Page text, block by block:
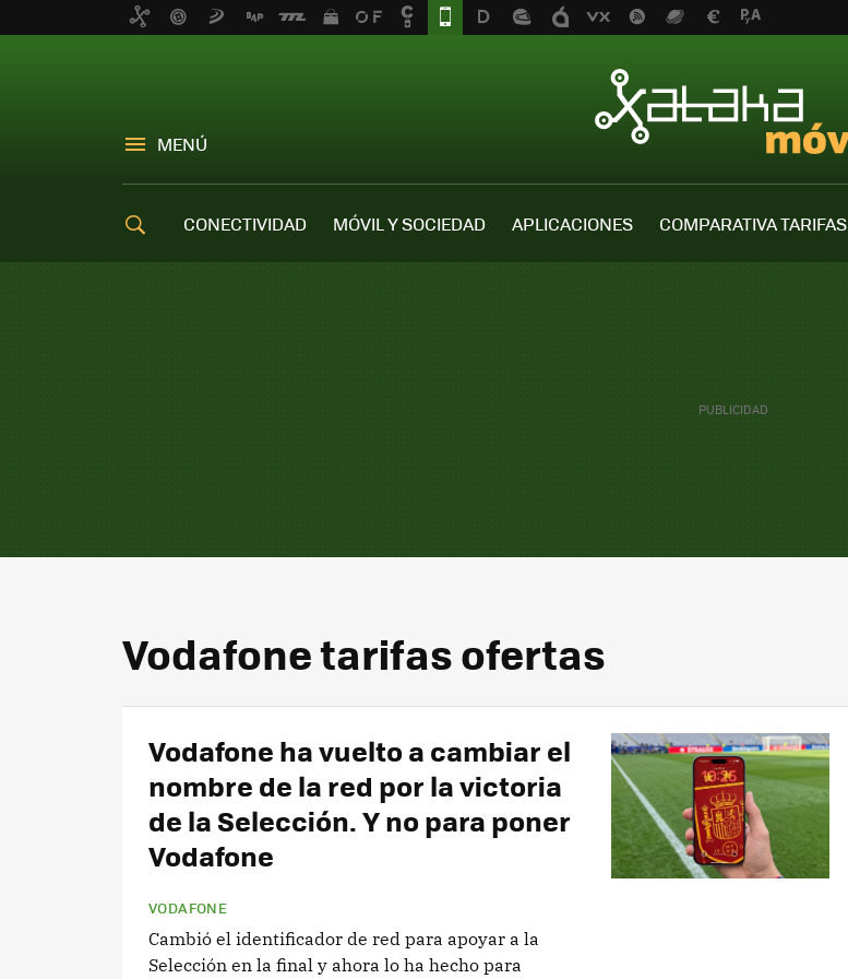
MENÚ
CONECTIVIDAD MÓVIL Y SOCIEDAD APLICACIONES COMPARATIVA TARIFAS
Vodafone tarifas ofertas
Vodafone ha vuelto a cambiar el
nombre de la red por la victoria
de la Selección. Y no para poner
Vodafone
VODAFONE
Cambió el identificador de red para apoyar a la
Selección en la final y ahora lo ha hecho para